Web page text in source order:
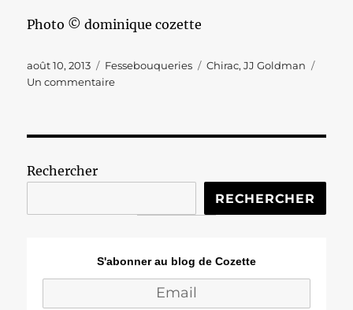
Photo © dominique cozette
Publié
le
août 10, 2013 Catégories
Fessebouqueries Étiquettes
Chirac,JJ Goldman
Un commentairesur
Rechercher
RECHERCHER
S'abonner au blog de Cozette